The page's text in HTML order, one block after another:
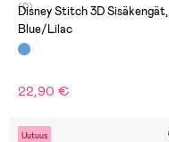
(0)
Disney Stitch 3D Sisäkengät,
Blue/Lilac
22,90 €
Uutuus